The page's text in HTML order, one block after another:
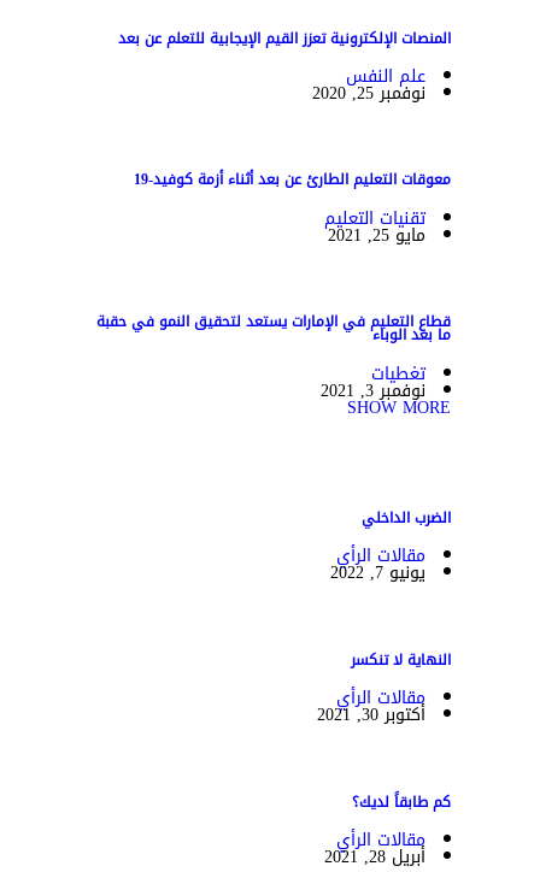
المنصات الإلكترونية تعزز القيم الإيجابية للتعلم عن بعد
علم النفس
نوفمبر 25, 2020
معوقات التعليم الطارئ عن بعد أثناء أزمة كوفيد-19
تقنيات التعليم
مايو 25, 2021
قطاع التعليم في الإمارات يستعد لتحقيق النمو في حقبة
ما بعد الوباء
تغطيات
نوفمبر 3, 2021
SHOW MORE
الضرب الداخلي
مقالات الرأي
يونيو 7, 2022
النهاية لا تنكسر
مقالات الرأي
أكتوبر 30, 2021
كم طابقاً لديك؟
مقالات الرأي
أبريل 28, 2021